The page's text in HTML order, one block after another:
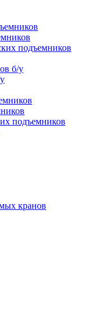
подъемников
б/у
подъемников
кранов